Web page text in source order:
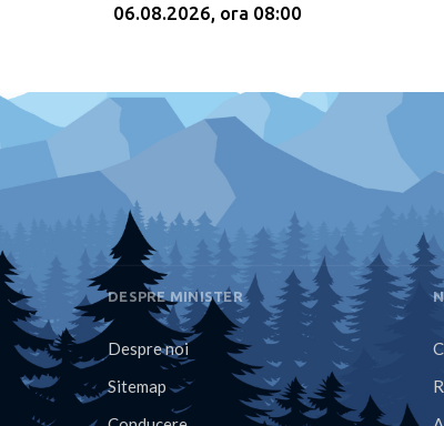
06.08.2026, ora 08:00
DESPRE MINISTER
Despre noi
Sitemap